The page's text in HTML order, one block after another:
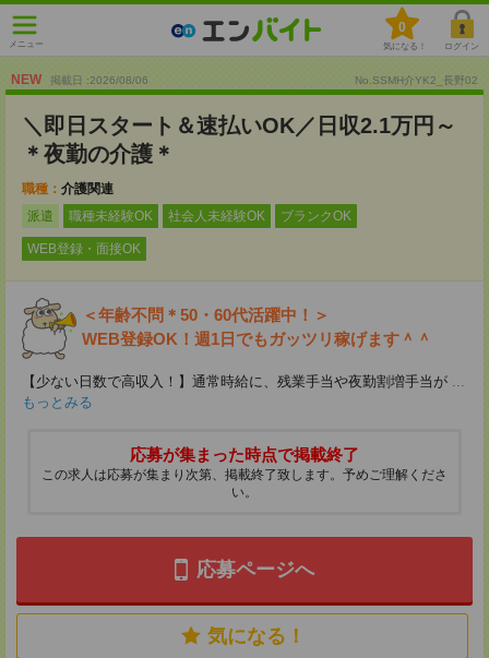
メニュー
0
気になる！ ログイン
NEW 掲載日 :2026/08/06 No.SSMH介YK2_長野02
＼即日スタート＆速払いOK／日収2.1万円～
＊夜勤の介護＊
職種： 介護関連
派遣
職種未経験OK 社会人未経験OK ブランクOK
WEB登録・面接OK
＜年齢不問＊50・60代活躍中！＞
WEB登録OK！週1日でもガッツリ稼げます＾＾
【少ない日数で高収入！】通常時給に、残業手当や夜勤割増手当が ...
もっとみる
応募が集まった時点で掲載終了
この求人は応募が集まり次第、掲載終了致します。予めご理解くださ
い。
応募ページへ
気になる！